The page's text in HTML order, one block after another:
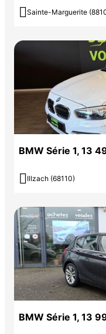
 Sainte-Marguerite
BMW Série 1, 13
 Illzach (68110)
BMW Série 1, 13